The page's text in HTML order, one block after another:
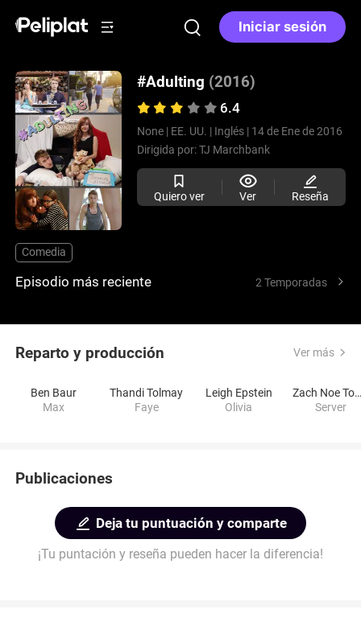
Iniciar sesión
#Adulting (2016)
6.4
None | EE. UU. | Inglés | 14 de Ene de 2016
Dirigida por:TJ Marchbank
Quiero ver Ver Reseña
Comedia
Episodio más reciente 2 Temporadas
Reparto y producción Ver más
Ben Baur
Max
Thandi Tolmay
Faye
Leigh Epstein
Olivia
Zach Noe
Server
Publicaciones
Deja tu puntuación y comparte
¡Tu puntación y reseña pueden hacer la diferencia!